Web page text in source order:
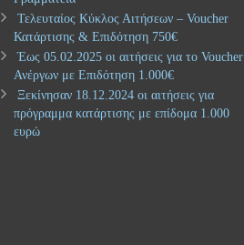
Τελευταίος Κύκλος Αιτήσεων – Voucher
Κατάρτισης & Επιδότηση 750€
Έως 05.02.2025 οι αιτήσεις για το Voucher
Ανέργων με Επιδότηση 1.000€
Ξεκίνησαν 18.12.2024 οι αιτήσεις για
πρόγραμμα κατάρτισης με επίδομα 1.000
ευρώ